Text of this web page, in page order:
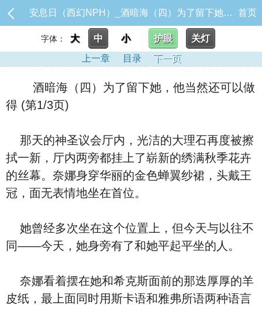
安息日（西幻NPH）_酒暗海（四）为了留下她，他当然还可以做得 首页
字体： 大 中 小 护眼
关灯
上一章
目录 下一页
酒暗海（四）为了留下她，他当然还可以做
得 (第1/3页)
那天的神圣议会厅内，光洁的大理石再度被擦
拭一新，厅内两旁都挂上了崭新的绣满秋季花卉
的丝幕。奈娜身穿华丽的金色蝉翼纱裙，头戴王
冠，面无表情地坐在首位。
她曾经多次坐在这个位置上，但今天与以往不
同——今天，她身旁有了和她平起平坐的人。
奈娜看着摆在她和希克斯面前的那迭厚厚的羊
皮纸，最上面同时用斯卡语和雅弗所语两种语言